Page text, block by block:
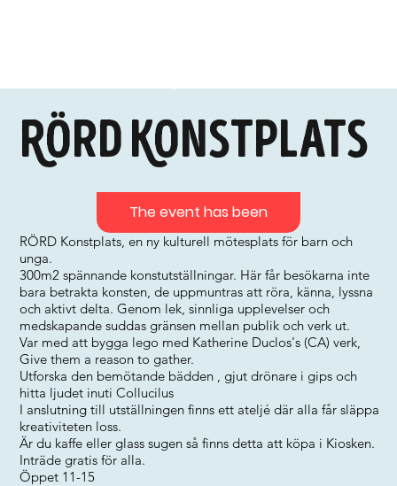
Rörd Konstplats
RÖRD Konstplats, en ny kulturell mötesplats för barn och
unga.
300m2 spännande konstutställningar. Här får besökarna inte
bara betrakta konsten, de uppmuntras att röra, känna, lyssna
och aktivt delta. Genom lek, sinnliga upplevelser och
medskapande suddas gränsen mellan publik och verk ut.
Var med att bygga lego med Katherine Duclos's (CA) verk,
Give them a reason to gather.
Utforska den bemötande bädden , gjut drönare i gips och
hitta ljudet inuti Collucilus
I anslutning till utställningen finns ett ateljé där alla får släppa
kreativiteten loss.
Är du kaffe eller glass sugen så finns detta att köpa i Kiosken.
Inträde gratis för alla.
Öppet 11-15
The event has been